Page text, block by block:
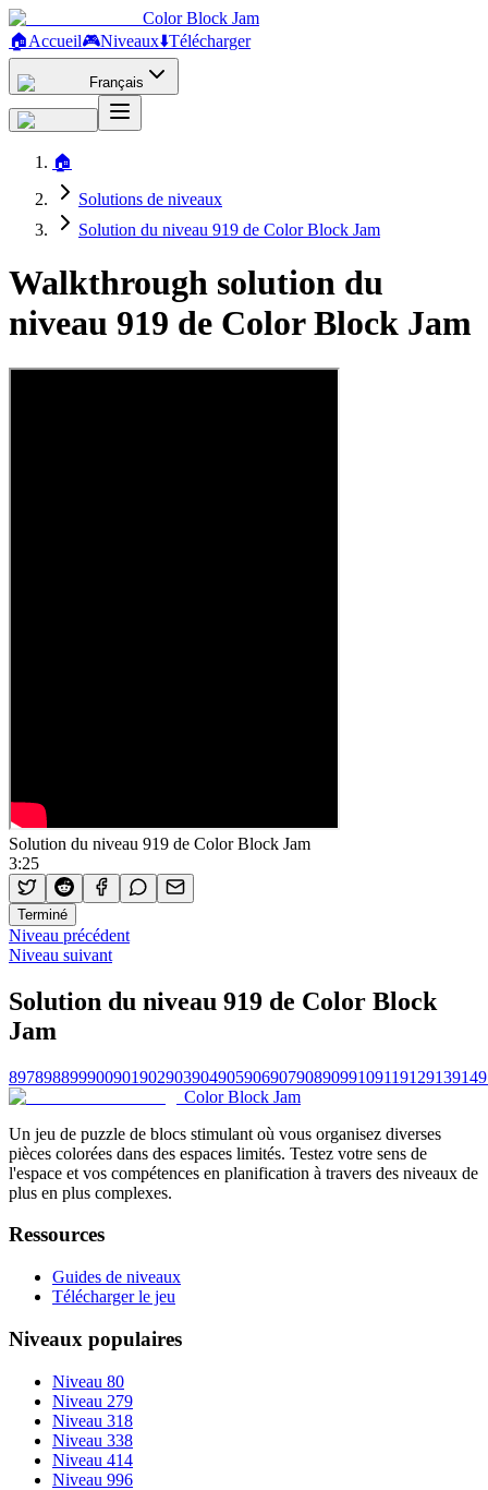
Color Block Jam
🏠Accueil🎮Niveaux⬇️Télécharger
Français
🏠
Solutions de niveaux
Solution du niveau 919 de Color Block Jam
Walkthrough solution du
niveau 919 de Color Block Jam
Solution du niveau 919 de Color Block Jam
3:25
Terminé
Niveau précédent
Niveau suivant
Solution du niveau 919 de Color Block
Jam
897898899900901902903904905906907908909910911912913914
Color Block Jam
Un jeu de puzzle de blocs stimulant où vous organisez diverses
pièces colorées dans des espaces limités. Testez votre sens de
l'espace et vos compétences en planification à travers des niveaux de
plus en plus complexes.
Ressources
Guides de niveaux
Télécharger le jeu
Niveaux populaires
Niveau 80
Niveau 279
Niveau 318
Niveau 338
Niveau 414
Niveau 996